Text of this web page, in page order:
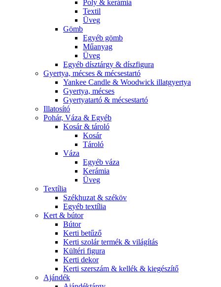
Poly & kerámia
Textil
Üveg
Gömb
Egyéb gömb
Műanyag
Üveg
Egyéb dísztárgy & díszfigura
Gyertya, mécses & mécsestartó
Yankee Candle & Woodwick illatgyertya
Gyertya, mécses
Gyertyatartó & mécsestartó
Illatosító
Pohár, Váza & Egyéb
Kosár & tároló
Kosár
Tároló
Váza
Egyéb váza
Kerámia
Üveg
Textília
Székhuzat & széköv
Egyéb textília
Kert & bútor
Bútor
Kerti betűző
Kerti szolár termék & világítás
Kültéri figura
Kerti dekor
Kerti szerszám & kellék & kiegészítő
Ajándék